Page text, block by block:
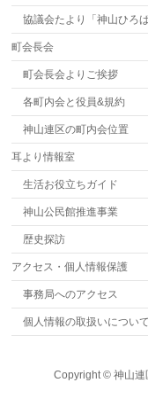
協議会たより「神山ひろば
町会長会
町会長会よりご挨拶
各町内会と役員&規約
神山連区の町内会位置
耳より情報室
生活お役立ちガイド
神山公民館推進事業
歴史探訪
アクセス・個人情報保護
事務局へのアクセス
個人情報の取扱いについて
Copyright © 神山連